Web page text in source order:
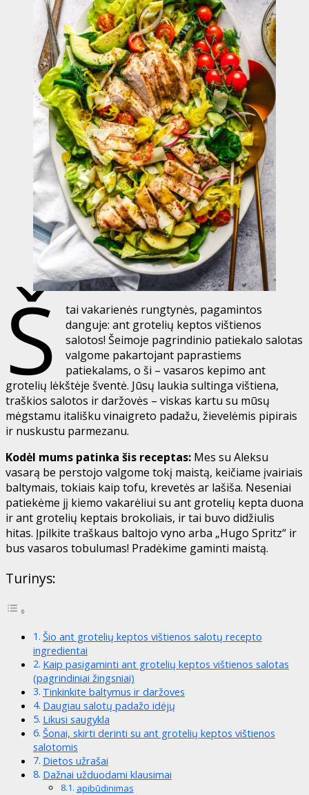
Š
tai vakarienės rungtynės, pagamintos
danguje: ant grotelių keptos vištienos
salotos! Šeimoje pagrindinio patiekalo salotas
valgome pakartojant paprastiems
patiekalams, o ši – vasaros kepimo ant
grotelių lėkštėje šventė. Jūsų laukia sultinga vištiena,
traškios salotos ir daržovės – viskas kartu su mūsų
mėgstamu itališku vinaigreto padažu, žievelėmis pipirais
ir nuskustu parmezanu.
Kodėl mums patinka šis receptas: Mes su Aleksu
vasarą be perstojo valgome tokį maistą, keičiame įvairiais
baltymais, tokiais kaip tofu, krevetės ar lašiša. Neseniai
patiekėme jį kiemo vakarėliui su ant grotelių kepta duona
ir ant grotelių keptais brokoliais, ir tai buvo didžiulis
hitas. Įpilkite traškaus baltojo vyno arba „Hugo Spritz“ ir
bus vasaros tobulumas! Pradėkime gaminti maistą.
Turinys:
Šio ant grotelių keptos vištienos salotų recepto
ingredientai
Kaip pasigaminti ant grotelių keptos vištienos salotas
(pagrindiniai žingsniai)
Tinkinkite baltymus ir daržoves
Daugiau salotų padažo idėjų
Likusi saugykla
Šonai, skirti derinti su ant grotelių keptos vištienos
salotomis
Dietos užrašai
Dažnai užduodami klausimai
apibūdinimas